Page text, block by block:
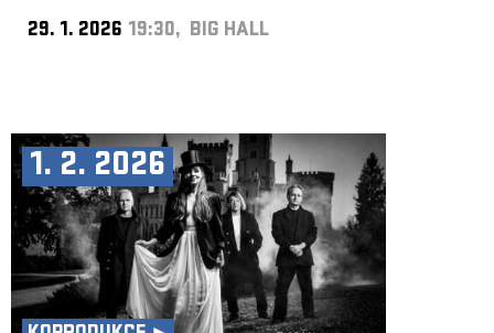
29. 1. 2026 19:30, BIG HALL
1. 2. 2026